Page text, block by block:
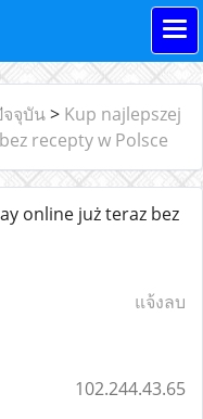
จุบัน> Kup najlepszej
recepty w Polsce
online już teraz bez
แจ้งลบ
102.244.43.65